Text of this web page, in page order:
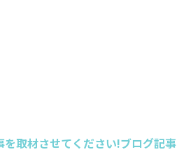
取材させてください!ブログ記事